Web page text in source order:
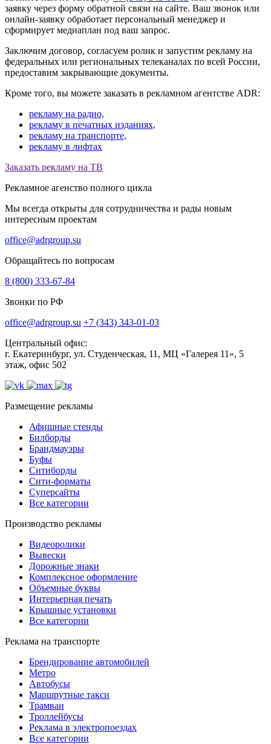
заявку через форму обратной связи на сайте. Ваш звонок или
онлайн-заявку обработает персональный менеджер и
сформирует медиаплан под ваш запрос.
Заключим договор, согласуем ролик и запустим рекламу на
федеральных или региональных телеканалах по всей России,
предоставим закрывающие документы.
Кроме того, вы можете заказать в рекламном агентстве ADR:
рекламу на радио,
рекламу в печатных изданиях,
рекламу на транспорте,
рекламу в лифтах
Заказать рекламу на ТВ
Рекламное агенство полного цикла
Мы всегда открыты для сотрудничества и рады новым
интересным проектам
office@adrgroup.su
Обращайтесь по вопросам
8 (800) 333-67-84
Звонки по РФ
office@adrgroup.su +7 (343) 343-01-03
Центральный офис:
г. Екатеринбург, ул. Студенческая, 11, МЦ «Галерея 11», 5
этаж, офис 502
Размещение рекламы
Афишные стенды
Билборды
Брандмауэры
Буфы
Ситиборды
Сити-форматы
Суперсайты
Все категории
Производство рекламы
Видеоролики
Вывески
Дорожные знаки
Комплексное оформление
Объемные буквы
Интерьерная печать
Крышные установки
Все категории
Реклама на транспорте
Брендирование автомобилей
Метро
Автобусы
Маршрутные такси
Трамваи
Троллейбусы
Реклама в электропоездах
Все категории